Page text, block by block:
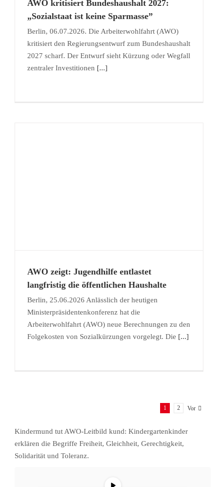
AWO kritisiert Bundeshaushalt 2027:
„Sozialstaat ist keine Sparmasse”
Berlin, 06.07.2026. Die Arbeiterwohlfahrt (AWO)
kritisiert den Regierungsentwurf zum Bundeshaushalt
2027 scharf. Der Entwurf sieht Kürzung oder Wegfall
zentraler Investitionen [...]
AWO zeigt: Jugendhilfe entlastet
langfristig die öffentlichen Haushalte
Berlin, 25.06.2026 Anlässlich der heutigen
Ministerpräsidentenkonferenz hat die
Arbeiterwohlfahrt (AWO) neue Berechnungen zu den
Folgekosten von Sozialkürzungen vorgelegt. Die [...]
1 2 Vor
Kindermund tut AWO-Leitbild kund: Kindergartenkinder
erklären die Begriffe Freiheit, Gleichheit, Gerechtigkeit,
Solidarität und Toleranz.